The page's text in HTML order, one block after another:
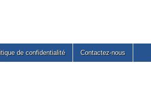
de confidentialité Contactez-nous